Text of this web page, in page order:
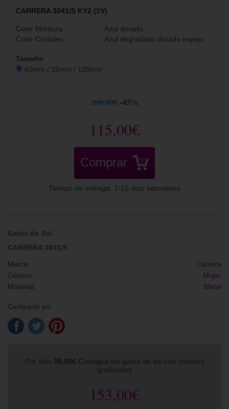
CARRERA 3041/S KY2 (1V)
Color Montura:
Azul dorado
Color Cristales:
Azul degradado dorado espejo
Tamaño
60mm / 15mm / 130mm
209,00€ -45%
115,00€
Comprar
Tiempo de entrega: 7-10 días laborables
Gafas de Sol
CARRERA 3041/S
Marca:
Carrera
Género:
Mujer
Material:
Metal
Compartir en:
Por sólo 38,00€ Consigue tus gafas de sol con cristales
graduados
153,00€